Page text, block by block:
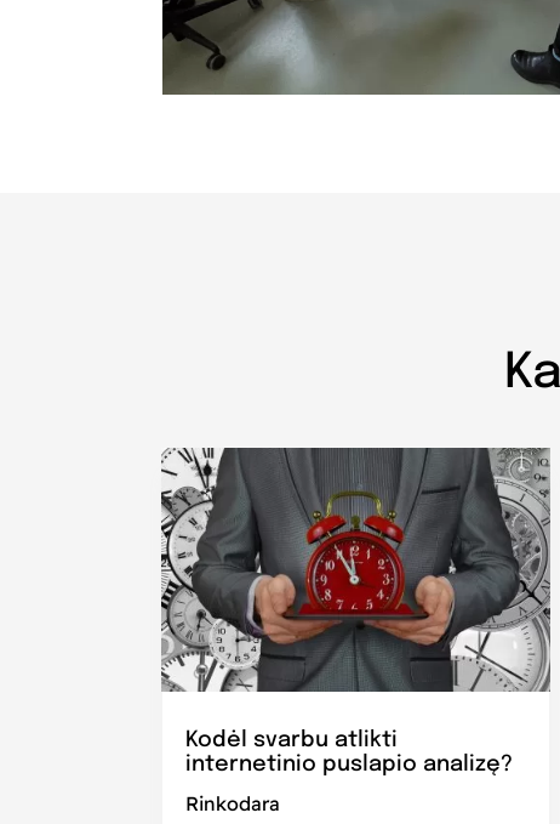
Kodėl svarbu atlikti
internetinio puslapio analizę?
Rinkodara